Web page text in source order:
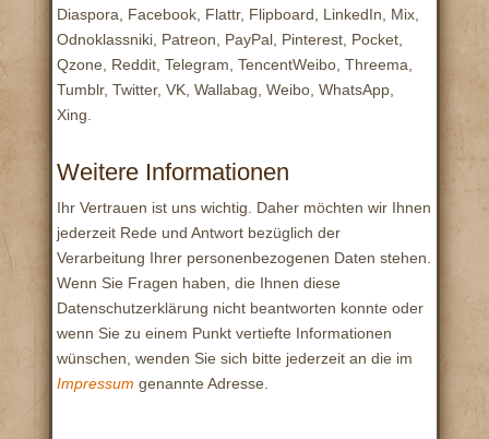
Diaspora, Facebook, Flattr, Flipboard, LinkedIn, Mix,
Odnoklassniki, Patreon, PayPal, Pinterest, Pocket,
Qzone, Reddit, Telegram, TencentWeibo, Threema,
Tumblr, Twitter, VK, Wallabag, Weibo, WhatsApp,
Xing.
Weitere Informationen
Ihr Vertrauen ist uns wichtig. Daher möchten wir Ihnen
jederzeit Rede und Antwort bezüglich der
Verarbeitung Ihrer personenbezogenen Daten stehen.
Wenn Sie Fragen haben, die Ihnen diese
Datenschutzerklärung nicht beantworten konnte oder
wenn Sie zu einem Punkt vertiefte Informationen
wünschen, wenden Sie sich bitte jederzeit an die im
Impressum genannte Adresse.